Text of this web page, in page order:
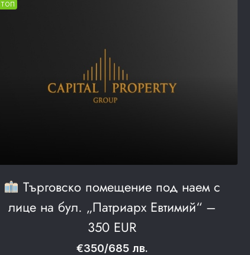
ТОП
Търговско помещение под наем с
лице на бул. „Патриарх Евтимий“ –
350 EUR
€350/685 лв.